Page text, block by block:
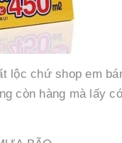
lộc chứ shop em
còn hàng mà lấy